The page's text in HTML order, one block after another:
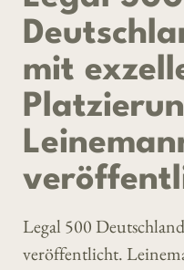
mit
Legal 500
veröffentlicht.